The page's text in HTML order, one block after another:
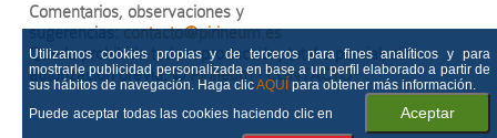
Comentarios, observaciones y
sugerencias:contacto@pirineum.es
Queda prohibida toda reproducción, total o parcial, sin
autorización previa. ©Pirineum·CONTACTO
Utilizamos cookies propias y de terceros para fines analíticos y para
mostrarle publicidad personalizada en base a un perfil elaborado a partir de
sus hábitos de navegación. Haga clicAQUÍ para obtener más información.
Puede aceptar todas las cookies haciendo clic en